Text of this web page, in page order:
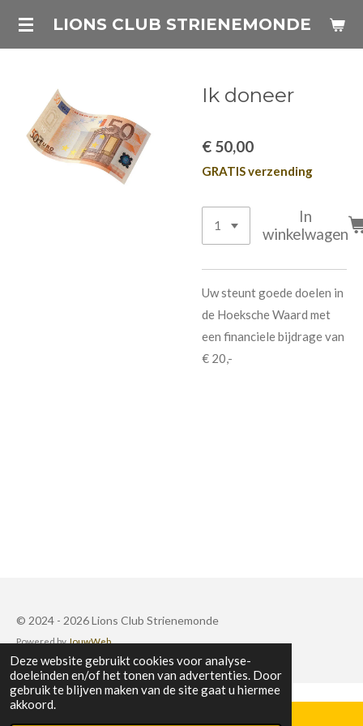
Deze website gebruikt cookies voor analyse-
doeleinden en/of het tonen van advertenties. Door
gebruik te blijven maken van de site gaat u hiermee
akkoord.
Ga
hoofdinhoud
LIONS CLUB STRIENEMONDE
Ik doneer
€ 50,00
GRATIS verzending
In
winkelwagen
Uw steunt goede doelen in
de Hoeksche Waard met
een financiele bijdrage van
€ 20,-
© 2024 - 2026 Lions Club Strienemonde
Powered byJouwWeb